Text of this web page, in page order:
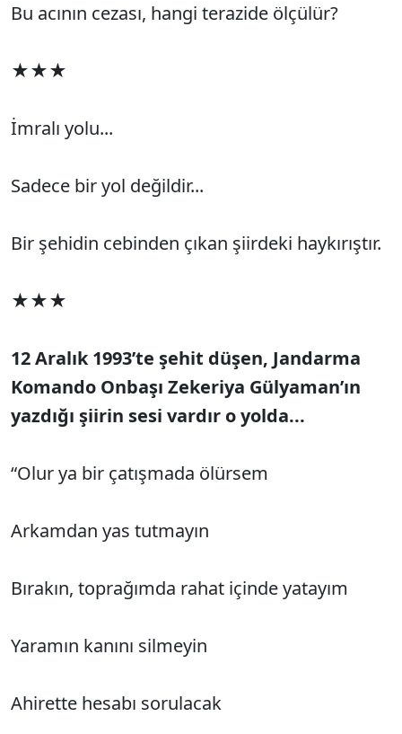
Bu acının cezası, hangi terazide ölçülür?
★★★
İmralı yolu...
Sadece bir yol değildir...
Bir şehidin cebinden çıkan şiirdeki haykırıştır.
★★★
12 Aralık 1993’te şehit düşen, Jandarma
Komando Onbaşı Zekeriya Gülyaman’ın
yazdığı şiirin sesi vardır o yolda...
“Olur ya bir çatışmada ölürsem
Arkamdan yas tutmayın
Bırakın, toprağımda rahat içinde yatayım
Yaramın kanını silmeyin
Ahirette hesabı sorulacak